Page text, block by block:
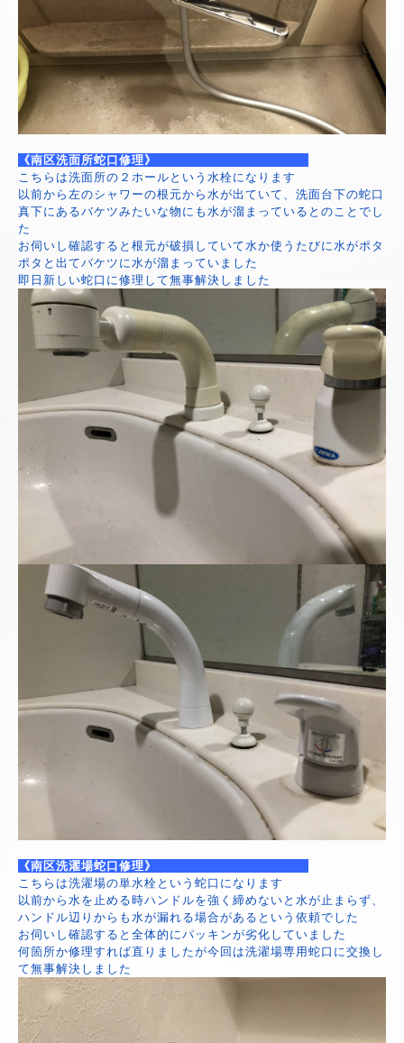
《南区洗面所蛇口修理》
こちらは洗面所の２ホールという水栓になります
以前から左のシャワーの根元から水が出ていて、洗面台下の蛇口
真下にあるバケツみたいな物にも水が溜まっているとのことでし
た
お伺いし確認すると根元が破損していて水か使うたびに水がポタ
ポタと出てバケツに水が溜まっていました
即日新しい蛇口に修理して無事解決しました
《南区洗濯場蛇口修理》
こちらは洗濯場の単水栓という蛇口になります
以前から水を止める時ハンドルを強く締めないと水が止まらず、
ハンドル辺りからも水が漏れる場合があるという依頼でした
お伺いし確認すると全体的にパッキンが劣化していました
何箇所か修理すれば直りましたが今回は洗濯場専用蛇口に交換し
て無事解決しました